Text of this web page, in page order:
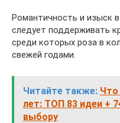
Романтичность и изыск
следует поддерживать
среди которых роза в
свежей годами.
Читайте также: Что
лет: ТОП 83 идеи +
выбору